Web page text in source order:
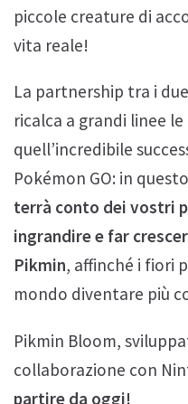
piccole creature di
vita reale!
La partnership tra i
ricalca a grandi linee
quell’incredibile
Pokémon GO: in
terrà conto dei vostri
ingrandire e far
Pikmin, affinché i fiori
mondo diventare più
Pikmin Bloom,
collaborazione con
partire da oggi!